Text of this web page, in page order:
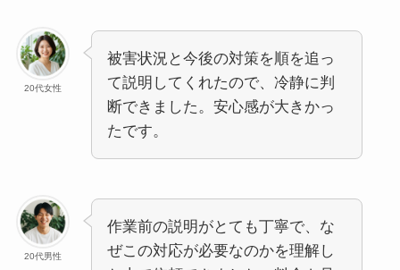
20代女性
被害状況と今後の対策を順を追っ
て説明してくれたので、冷静に判
断できました。安心感が大きかっ
たです。
20代男性
作業前の説明がとても丁寧で、な
ぜこの対応が必要なのかを理解し